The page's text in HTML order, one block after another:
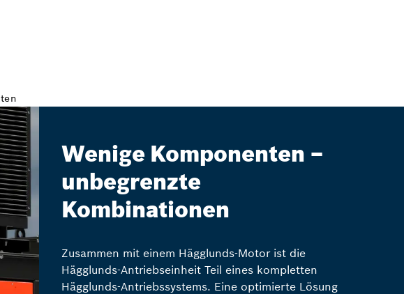
Wenige Komponenten –
unbegrenzte
Kombinationen
Zusammen mit einem Hägglunds-Motor ist die
Hägglunds-Antriebseinheit Teil eines kompletten
Hägglunds-Antriebssystems. Eine optimierte Lösung